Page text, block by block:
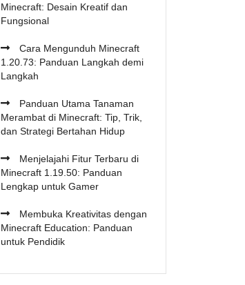
Minecraft: Desain Kreatif dan
Fungsional
Cara Mengunduh Minecraft
1.20.73: Panduan Langkah demi
Langkah
Panduan Utama Tanaman
Merambat di Minecraft: Tip, Trik,
dan Strategi Bertahan Hidup
Menjelajahi Fitur Terbaru di
Minecraft 1.19.50: Panduan
Lengkap untuk Gamer
Membuka Kreativitas dengan
Minecraft Education: Panduan
untuk Pendidik